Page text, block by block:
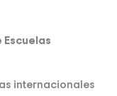
Escuelas
internacionales